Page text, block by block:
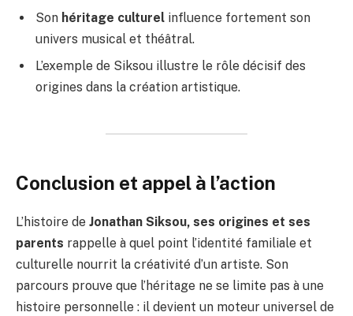
Son héritage culturel influence fortement son
univers musical et théâtral.
L’exemple de Siksou illustre le rôle décisif des
origines dans la création artistique.
Conclusion et appel à l’action
L’histoire de Jonathan Siksou, ses origines et ses
parents rappelle à quel point l’identité familiale et
culturelle nourrit la créativité d’un artiste. Son
parcours prouve que l’héritage ne se limite pas à une
histoire personnelle : il devient un moteur universel de